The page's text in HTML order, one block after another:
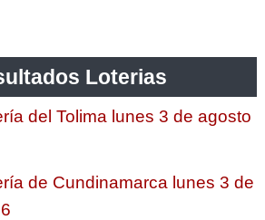
Loterias
del Tolima lunes 3 de agosto
de Cundinamarca lunes 3 de